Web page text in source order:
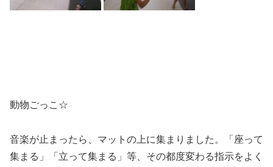
動物ごっこ☆
音楽が止まったら、マットの上に集まりました。「座って
集まる」「立って集まる」等、その都度変わる指示をよく